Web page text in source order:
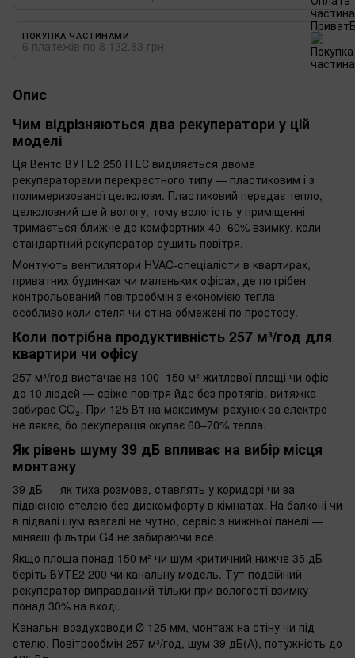
ПОКУПКА ЧАСТИНАМИ
6 платежів по 8 132.83 грн
Опис
Чим відрізняються два рекуператори у цій
моделі
Ця Вентс ВУТЕ2 250 П ЕС виділяється двома
рекуператорами перекрестного типу — пластиковим і з
полимеризованої целюлози. Пластиковий передає тепло,
целюлозний ще й вологу, тому вологість у приміщенні
тримається ближче до комфортних 40–60% взимку, коли
стандартний рекуператор сушить повітря.
Монтують вентилятори HVAC-спеціалісти в квартирах,
приватних будинках чи маленьких офісах, де потрібен
контрольований повітрообмін з економією тепла —
особливо коли стеля чи стіна обмежені по простору.
Коли потрібна продуктивність 257 м³/год для
квартири чи офісу
257 м³/год вистачає на 100–150 м² житлової площі чи офіс
до 10 людей — свіже повітря йде без протягів, витяжка
забирає CO₂. При 125 Вт на максимумі рахунок за електро
не лякає, бо рекуперація окупає 60–70% тепла.
Як рівень шуму 39 дБ впливає на вибір місця
монтажу
39 дБ — як тиха розмова, ставлять у коридорі чи за
підвісною стелею без дискомфорту в кімнатах. На балконі чи
в підвалі шум взагалі не чутно, сервіс з нижньої панелі —
міняєш фільтри G4 не забираючи все.
Якщо площа понад 150 м² чи шум критичний нижче 35 дБ —
беріть ВУТЕ2 200 чи канальну модель. Тут подвійний
рекуператор виправданий тільки при вологості взимку
понад 30% на вході.
Канальні воздуховоди Ø 125 мм, монтаж на стіну чи під
стелю. Повітрообмін 257 м³/год, шум 39 дБ(А), потужність до